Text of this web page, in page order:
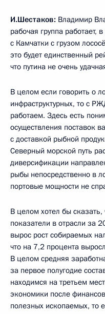
И.Шестаков: Владимир
рабочая группа работает,
с Камчатки с грузом
это будет единственный
что путина не очень
В целом если говорить о
инфраструктурных, то с
работаем. Здесь есть
осуществления поставок
с доставкой рыбной
Северный морской путь
диверсификации
рыбы непосредственно в
портовые мощности не
В целом хотел бы сказать,
показатели в отрасли за
вырос рост собираемых
что на 7,2 процента
В целом средняя
за первое полугодие
находимся на третьем
экономики после
полезных ископаемых, то